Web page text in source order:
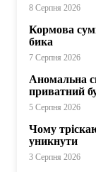
8 Серпня 2026
Кормова
бика
7 Серпня 2026
Аномальна
приватний
5 Серпня 2026
Чому
уникнути
3 Серпня 2026